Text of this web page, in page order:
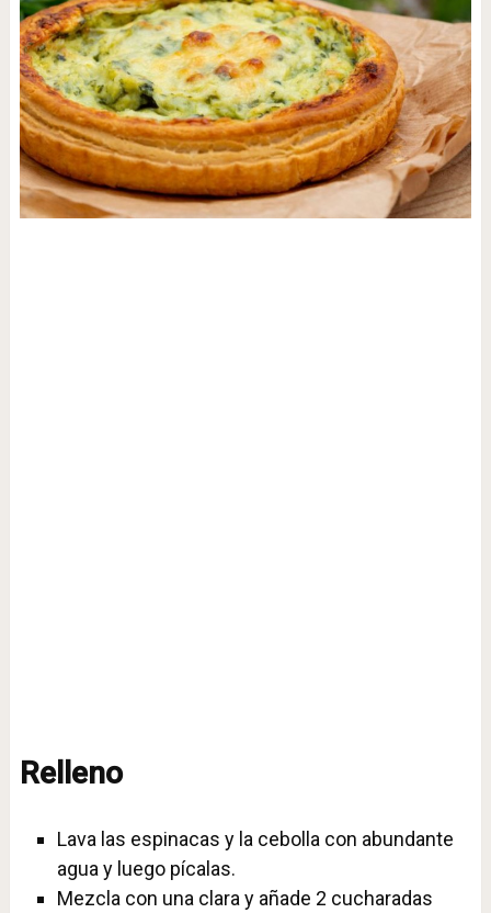
Relleno
Lava las espinacas y la cebolla con abundante
agua y luego pícalas.
Mezcla con una clara y añade 2 cucharadas